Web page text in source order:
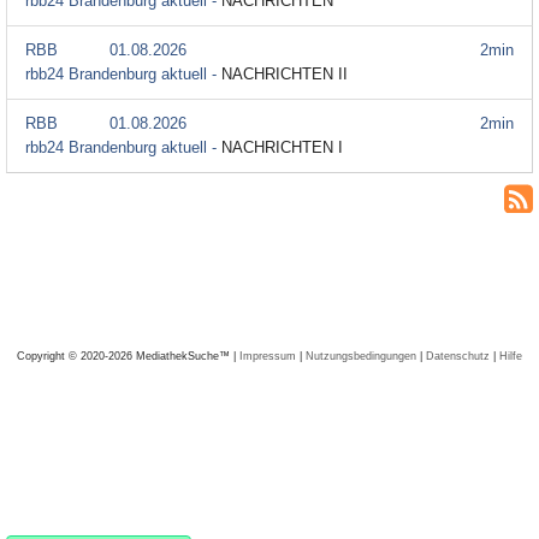
2min
RBB
01.08.2026
rbb24 Brandenburg aktuell - NACHRICHTEN II
2min
RBB
01.08.2026
rbb24 Brandenburg aktuell - NACHRICHTEN I
Copyright © 2020-2026 MediathekSuche™ | Impressum | Nutzungsbedingungen | Datenschutz | Hilfe